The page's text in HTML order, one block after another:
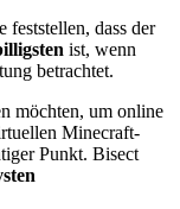
feststellen, dass der
ist, wenn
betrachtet.
möchten, um online
Minecraft-
Punkt. Bisect